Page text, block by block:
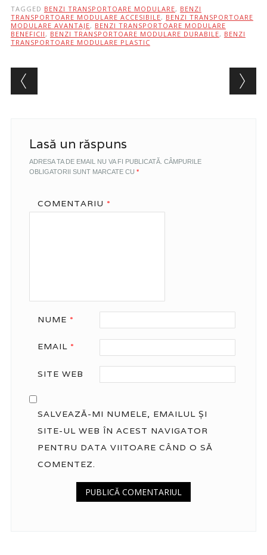
TAGGED BENZI TRANSPORTOARE MODULARE, BENZI
TRANSPORTOARE MODULARE ACCESIBILE, BENZI TRANSPORTOARE
MODULARE AVANTAJE, BENZI TRANSPORTOARE MODULARE
BENEFICII , BENZI TRANSPORTOARE MODULARE DURABILE, BENZI
TRANSPORTOARE MODULARE PLASTIC
Post navigation
Lasă un răspuns
ADRESA TA DE EMAIL NU VA FI PUBLICATĂ. CÂMPURILE
OBLIGATORII SUNT MARCATE CU *
COMENTARIU *
NUME *
EMAIL *
SITE WEB
SALVEAZĂ-MI NUMELE, EMAILUL ȘI
SITE-UL WEB ÎN ACEST NAVIGATOR
PENTRU DATA VIITOARE CÂND O SĂ
COMENTEZ.